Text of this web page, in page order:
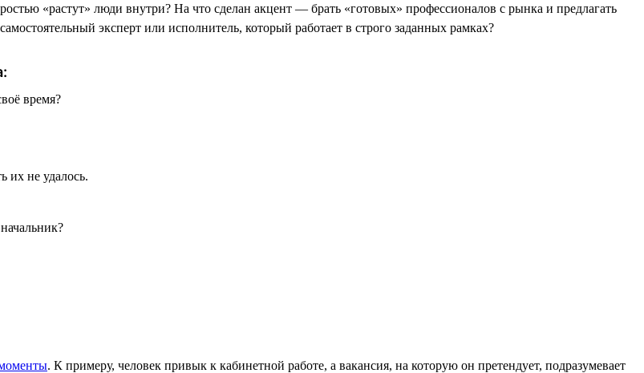
«растут» люди внутри? На что сделан акцент — брать «готовых» профессионалов с рынка и предлагать
эксперт или исполнитель, который работает в строго заданных рамках?
время?
их не удалось.
. К примеру, человек привык к кабинетной работе, а вакансия, на которую он претендует, подразумевает